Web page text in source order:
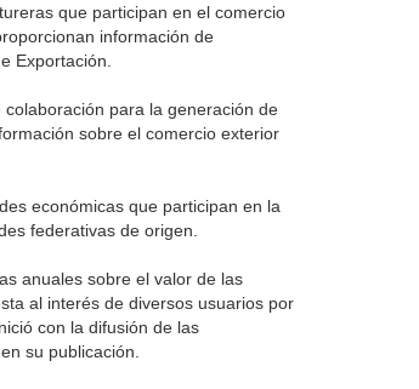
que participan en el comercio
información de
Exportación.
para la generación de
sobre el comercio exterior
económicas que participan en la
federativas de origen.
anuales sobre el valor de las
al interés de diversos usuarios por
con la difusión de las
su publicación.